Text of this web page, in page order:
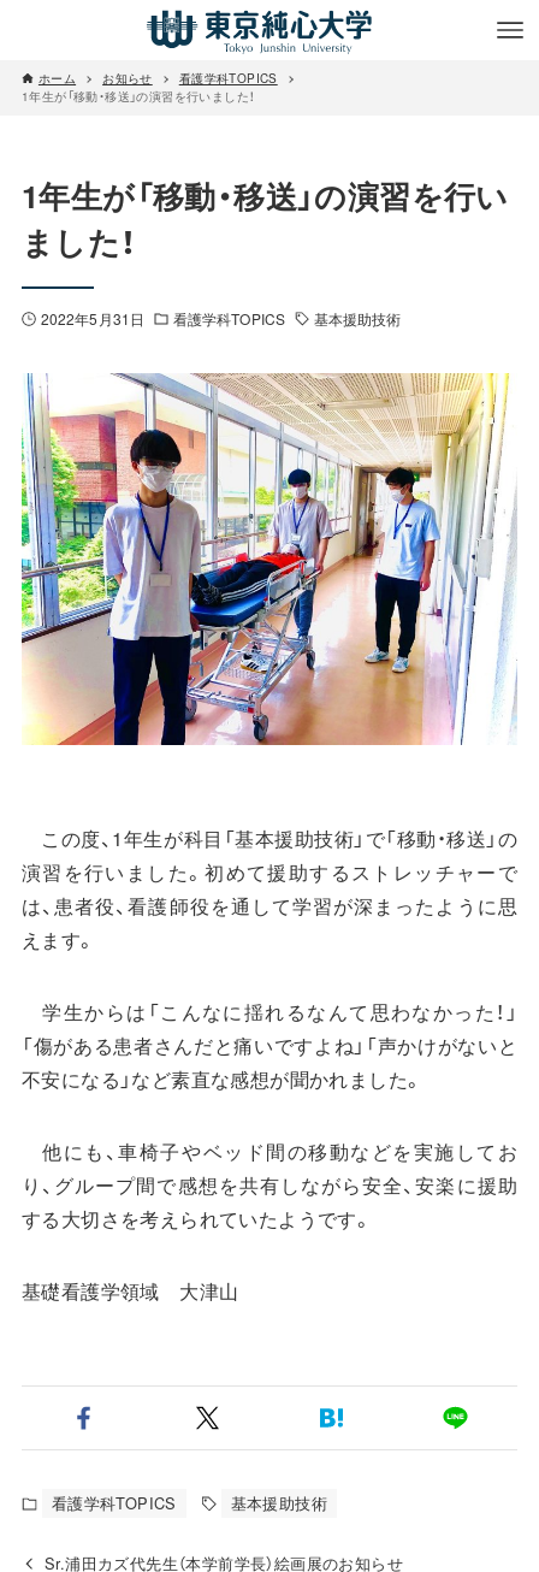
ホーム お知らせ
看護学科TOPICS
1年生が「移動・移送」の演習を行いました！
1年生が「移動・移送」の演習を行い
ました！
2022年5月31日 看護学科TOPICS 基本援助技術
この度、1年生が科目「基本援助技術」で「移動・移送」の
演習を行いました。初めて援助するストレッチャーで
は、患者役、看護師役を通して学習が深まったように思
えます。
学生からは「こんなに揺れるなんて思わなかった！」
「傷がある患者さんだと痛いですよね」「声かけがないと
不安になる」など素直な感想が聞かれました。
他にも、車椅子やベッド間の移動などを実施してお
り、グループ間で感想を共有しながら安全、安楽に援助
する大切さを考えられていたようです。
基礎看護学領域 大津山
看護学科TOPICS 基本援助技術
Sr.浦田カズ代先生（本学前学長）絵画展のお知らせ